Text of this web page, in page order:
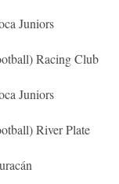
Juniors
Racing Club
Juniors
River Plate